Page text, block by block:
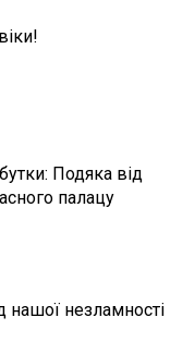
Подяка від
палацу
незламності